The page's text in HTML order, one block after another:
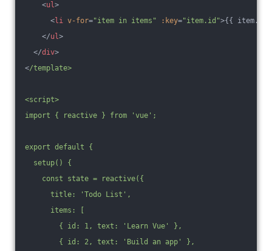
<ul>
<li v-for="item in items" :key="item.id">{{
</ul>
</div>
</template>
<script>
import { reactive } from 'vue';
export default {
setup() {
const state = reactive({
title: 'Todo List',
items: [
{ id: 1, text: 'Learn Vue' },
{ id: 2, text: 'Build an app' },